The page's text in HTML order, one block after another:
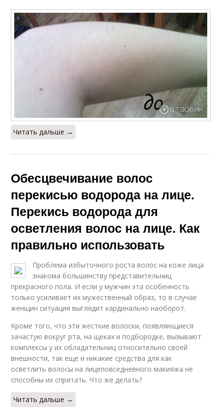
Читать дальше →
Обесцвечивание волос
перекисью водорода на лице.
Перекись водорода для
осветления волос на лице. Как
правильно использовать
Проблема избыточного роста волос на коже лица
знакома большинству представительниц
прекрасного пола. И если у мужчин эта особенность
только усиливает их мужественный образ, то в случае
женщин ситуация выглядит кардинально наоборот.
Кроме того, что эти жесткие волоски, появляющиеся
зачастую вокруг рта, на щеках и подбородке, вызывают
комплексы у их обладательниц относительно своей
внешности, так еще и никакие средства для как
осветлить волосы на лицеповседневного макияжа не
способны их спрятать. Что же делать?
Читать дальше →